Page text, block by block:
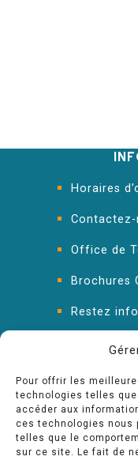
Pour offrir les
technologies telles
accéder aux
ces technologies nous
telles que le
sur ce site. Le fait de
Horaires
Contactez-
Office de
Brochures
Restez
FAQ : les